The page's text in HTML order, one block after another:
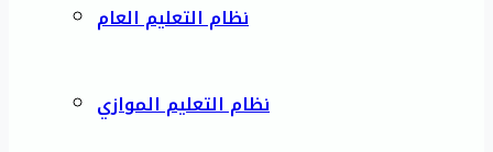
نظام التعليم العام
نظام التعليم الموازي